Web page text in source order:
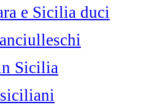
e Sicilia duci
Sicilia